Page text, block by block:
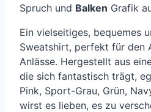
Spruch und Balken Grafik
Ein vielseitiges, bequemes
Sweatshirt, perfekt für den
Anlässe. Hergestellt aus
die sich fantastisch trägt,
Pink, Sport-Grau, Grün,
wirst es lieben, es zu